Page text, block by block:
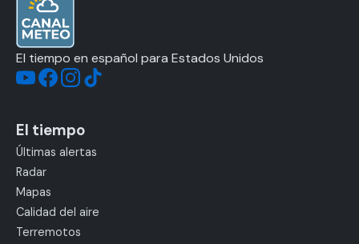
El tiempo en español para Estados Unidos
El tiempo
Últimas alertas
Radar
Mapas
Calidad del aire
Terremotos